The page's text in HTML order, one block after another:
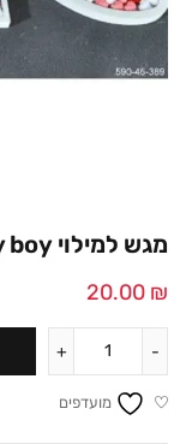
מגש למילוי baby boy*מבצע*
20.00 ₪
מועדפים